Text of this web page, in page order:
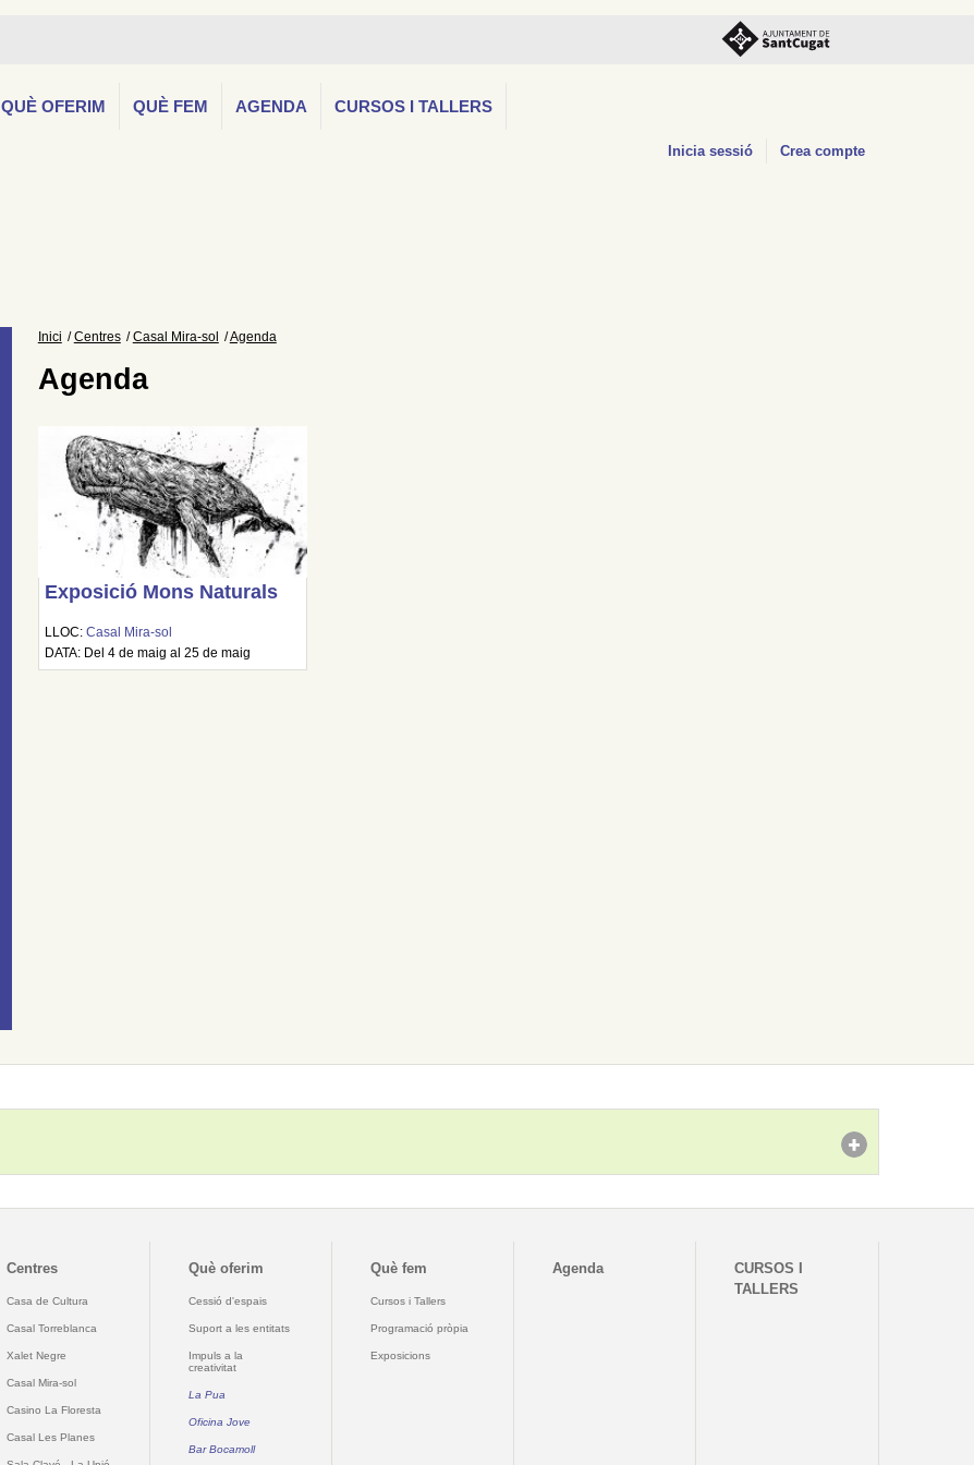
QUÈ OFERIM QUÈ FEM AGENDA CURSOS I TALLERS
Inicia sessió Crea compte
Inici Centres Casal Mira-sol Agenda
Agenda
Exposició Mons Naturals
LLOC: Casal Mira-sol
DATA: Del 4 de maig al 25 de maig
Centres
Casa de Cultura
Casal Torreblanca
Xalet Negre
Casal Mira-sol
Casino La Floresta
Casal Les Planes
Què oferim
Cessió d'espais
Suport a les entitats
Impuls a la
creativitat
La Pua
Oficina Jove
Bar Bocamoll
Què fem
Cursos i Tallers
Programació pròpia
Exposicions
Agenda
CURSOS I
TALLERS